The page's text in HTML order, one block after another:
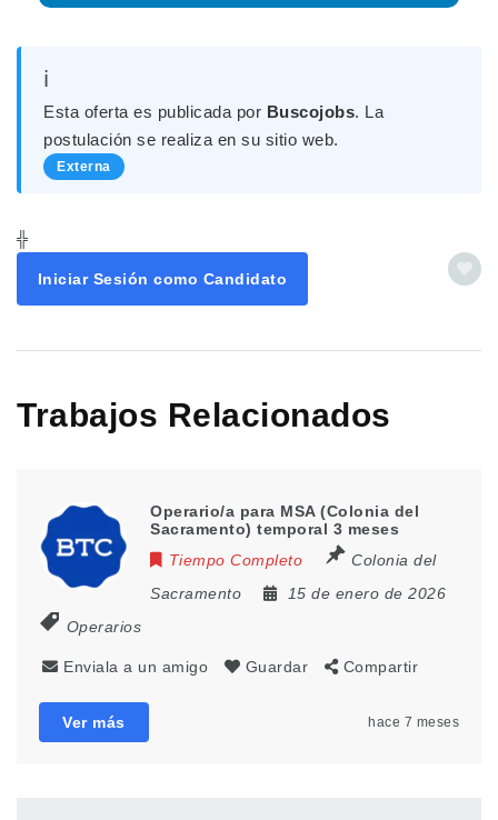
ℹ️
Esta oferta es publicada por Buscojobs. La
postulación se realiza en su sitio web.
Externa
╬
Iniciar Sesión como Candidato
Trabajos Relacionados
Operario/a para MSA (Colonia del
Sacramento) temporal 3 meses
Tiempo Completo
Colonia del
Sacramento
15 de enero de 2026
Operarios
Enviala a un amigo Guardar Compartir
Ver más hace 7 meses